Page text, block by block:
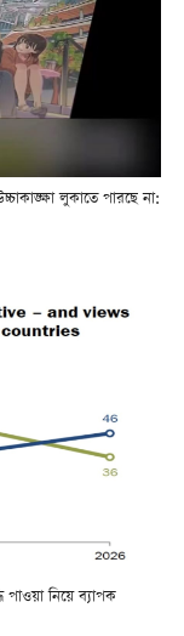
লুকাতে পারছে না:
পাওয়া নিয়ে ব্যাপক